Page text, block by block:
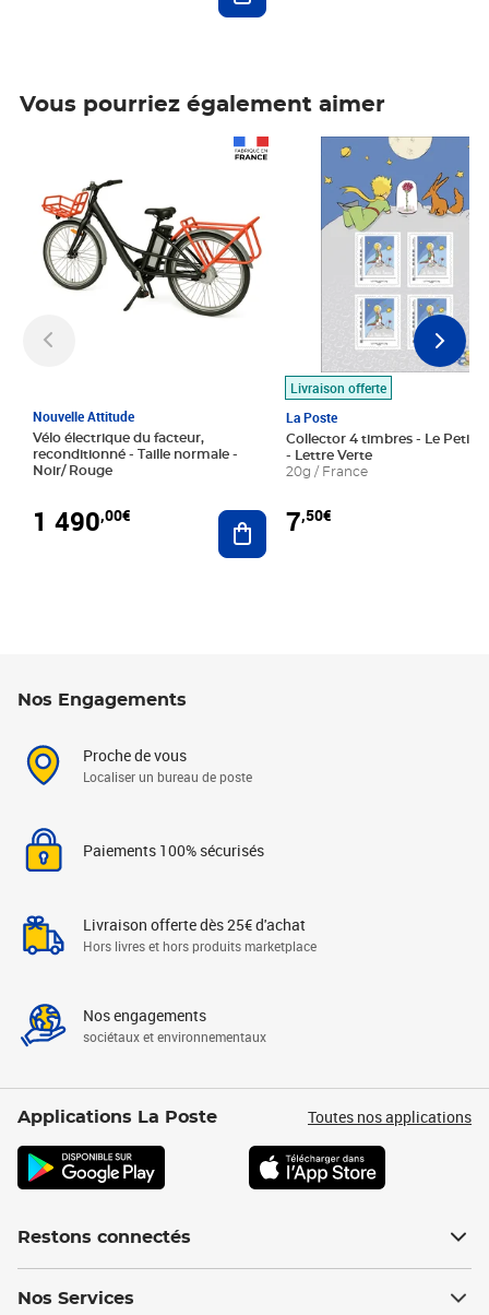
Vous pourriez également aimer
Nouvelle Attitude
Vélo électrique du facteur,
reconditionné - Taille normale -
Noir/ Rouge
1 490,00€ Ajouter au panier
Livraison offerte
La Poste
Collector 4 timbres - Le Petit
- Lettre Verte
20g / France
7,50€
Prix 7,50€
Nos Engagements
Proche de vous
Localiser un bureau de poste
Paiements 100% sécurisés
Livraison offerte dès 25€ d'achat
Hors livres et hors produits marketplace
Nos engagements
sociétaux et environnementaux
Applications La Poste Toutes nos applications
Restons connectés
Nos Services